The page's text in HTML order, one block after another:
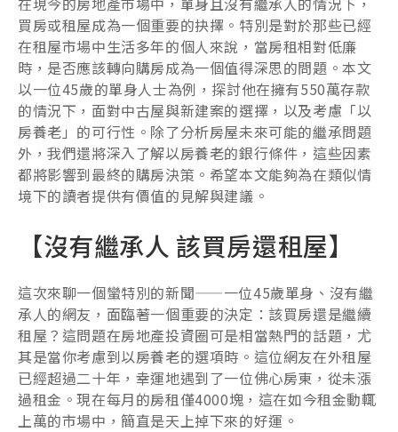
買房或租屋成為一個重要的抉擇。特別是對於那些已經
在租屋市場中生活多年的個人來說，當房租相對低廉
時，是否應該轉向購房成為一個值得深思的問題。本文
以一位45歲的單身人士為例，探討他在擁有550萬存款
的情況下，面對中古屋與新建案的選擇，以及考慮「以
房養老」的可行性。除了分析房屋未來可能的繼承問題
外，我們還將深入了解以房養老的銀行條件，這些因素
都將影響到最終的購房決策。希望本文能夠為在類似情
境下的讀者提供有價值的見解與建議。
【沒有繼承人 該買房還租屋】
這次來聊一個蠻特別的新聞——一位45歲單身、沒有繼
承人的網友，面臨著一個重要的決定：該買房還是繼續
租屋？這問題在房地產投資圈可是相當熱門的話題，尤
其是當你考慮到以房養老的選項時。這位網友在外租屋
已經超過二十年，幸運地遇到了一位佛心房東，從未漲
過租金。現在每月的房租僅4000塊，這在如今租金動輒
上萬的市場中，簡直是天上掉下來的好運。